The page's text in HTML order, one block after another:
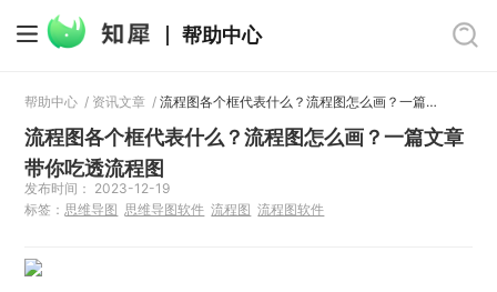
帮助中心
帮助中心 / 资讯文章 / 流程图各个框代表什么？流程图怎么画？一篇文章带你吃透流程图
流程图各个框代表什么？流程图怎么画？一篇文章
带你吃透流程图
发布时间： 2023-12-19
标签：思维导图 思维导图软件 流程图 流程图软件